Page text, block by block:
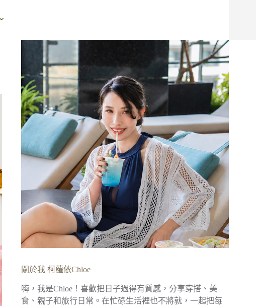
關於我 柯蘿依Chloe
嗨，我是Chloe！喜歡把日子過得有質感，分享穿搭、美
食、親子和旅行日常。在忙碌生活裡也不將就，一起把每